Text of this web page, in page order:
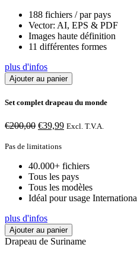
188 fichiers / par pays
Vector: AI, EPS & PDF
Images haute définition
11 différentes formes
plus d'infos
Ajouter au panier
Set complet drapeau du monde
€200,00 Le
initial
€200,00.
€39,99 Le
€39,99.
Excl. T.V.A.
Pas de limitations
40.000+ fichiers
Tous les pays
Tous les modèles
Idéal pour usage
plus d'infos
Ajouter au panier
Drapeau de Suriname